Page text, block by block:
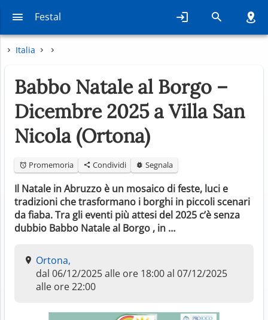
Festal
Italia
Babbo Natale al Borgo –
Dicembre 2025 a Villa San
Nicola (Ortona)
Promemoria Condividi Segnala
Il Natale in Abruzzo è un mosaico di feste, luci e
tradizioni che trasformano i borghi in piccoli scenari
da fiaba. Tra gli eventi più attesi del 2025 c’è senza
dubbio Babbo Natale al Borgo , in …
Ortona,
dal 06/12/2025 alle ore 18:00 al 07/12/2025
alle ore 22:00